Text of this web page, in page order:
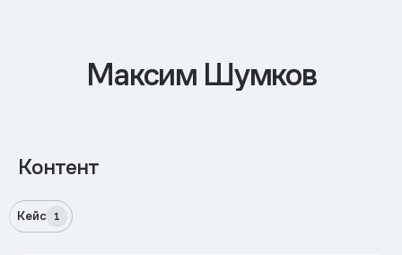
Максим Шумков
Контент
Кейс 1